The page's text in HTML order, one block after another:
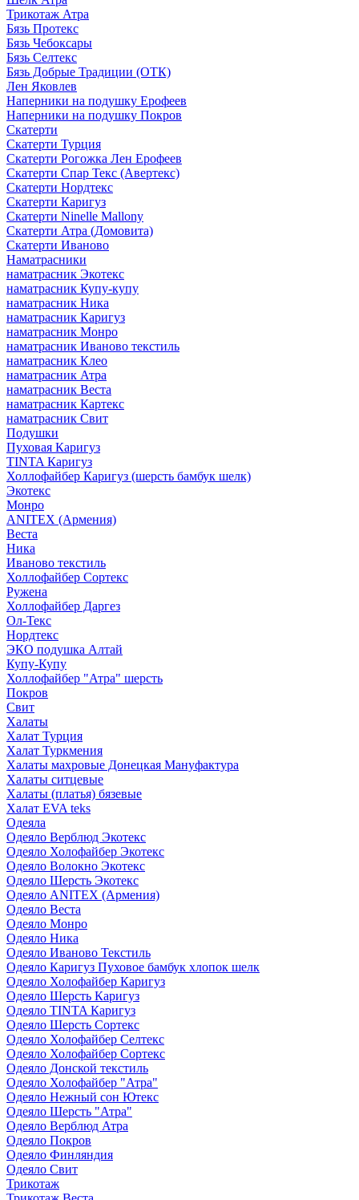
Трикотаж Атра
Бязь Протекс
Бязь Чебоксары
Бязь Селтекс
Бязь Добрые Традиции (ОТК)
Лен Яковлев
Наперники на подушку Ерофеев
Наперники на подушку Покров
Скатерти
Скатерти Турция
Скатерти Рогожка Лен Ерофеев
Скатерти Спар Текс (Авертекс)
Скатерти Нордтекс
Скатерти Каригуз
Скатерти Ninelle Mallony
Скатерти Атра (Домовита)
Скатерти Иваново
Наматрасники
наматрасник Экотекс
наматрасник Купу-купу
наматрасник Ника
наматрасник Каригуз
наматрасник Монро
наматрасник Иваново текстиль
наматрасник Клео
наматрасник Атра
наматрасник Веста
наматрасник Картекс
наматрасник Свит
Подушки
Пуховая Каригуз
TINTA Каригуз
Холлофайбер Каригуз (шерсть бамбук шелк)
Экотекс
Монро
ANITEX (Армения)
Веста
Ника
Иваново текстиль
Холлофайбер Сортекс
Ружена
Холлофайбер Даргез
Ол-Текс
Нордтекс
ЭКО подушка Алтай
Купу-Купу
Холлофайбер "Атра" шерсть
Покров
Свит
Халаты
Халат Турция
Халат Туркмения
Халаты махровые Донецкая Мануфактура
Халаты ситцевые
Халаты (платья) бязевые
Халат EVA teks
Одеяла
Одеяло Верблюд Экотекс
Одеяло Холофайбер Экотекс
Одеяло Волокно Экотекс
Одеяло Шерсть Экотекс
Одеяло ANITEX (Армения)
Одеяло Веста
Одеяло Монро
Одеяло Ника
Одеяло Иваново Текстиль
Одеяло Каригуз Пуховое бамбук хлопок шелк
Одеяло Холофайбер Каригуз
Одеяло Шерсть Каригуз
Одеяло TINTA Каригуз
Одеяло Шерсть Сортекс
Одеяло Холофайбер Селтекс
Одеяло Холофайбер Сортекс
Одеяло Донской текстиль
Одеяло Холофайбер "Атра"
Одеяло Нежный сон Ютекс
Одеяло Шерсть "Атра"
Одеяло Верблюд Атра
Одеяло Покров
Одеяло Финляндия
Одеяло Свит
Трикотаж